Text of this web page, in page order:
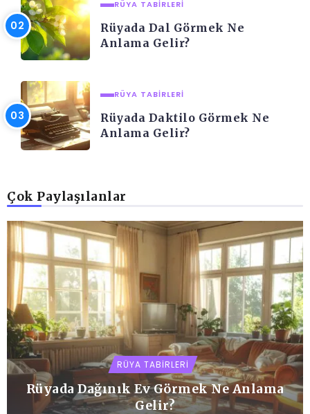
RÜYA TABIRLERI
Rüyada Dal Görmek Ne
Anlama Gelir?
RÜYA TABIRLERI
Rüyada Daktilo Görmek Ne
Anlama Gelir?
Çok Paylaşılanlar
RÜYA TABIRLERI
Rüyada Dağınık Ev Görmek Ne Anlama
Gelir?